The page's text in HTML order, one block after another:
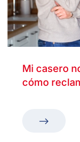
Mi casero
cómo